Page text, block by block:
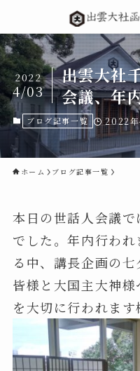
出雲大社
会議、年
2022
4/03
ブログ記事一覧 2022
ホーム ブログ記事一覧
本日の世話人会議
でした。年内行わ
る中、講長企画の
皆様と大国主大神
を大切に行われま